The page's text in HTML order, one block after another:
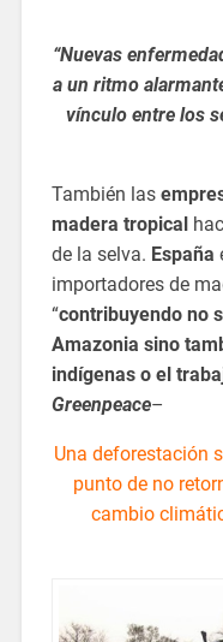
“Nuevas
a un ritmo
vínculo entre los
También las
madera tropical
de la selva. España
importadores de
“contribuyendo no
Amazonia sino
indígenas o el
Greenpeace–
Una deforestación
punto de no
cambio